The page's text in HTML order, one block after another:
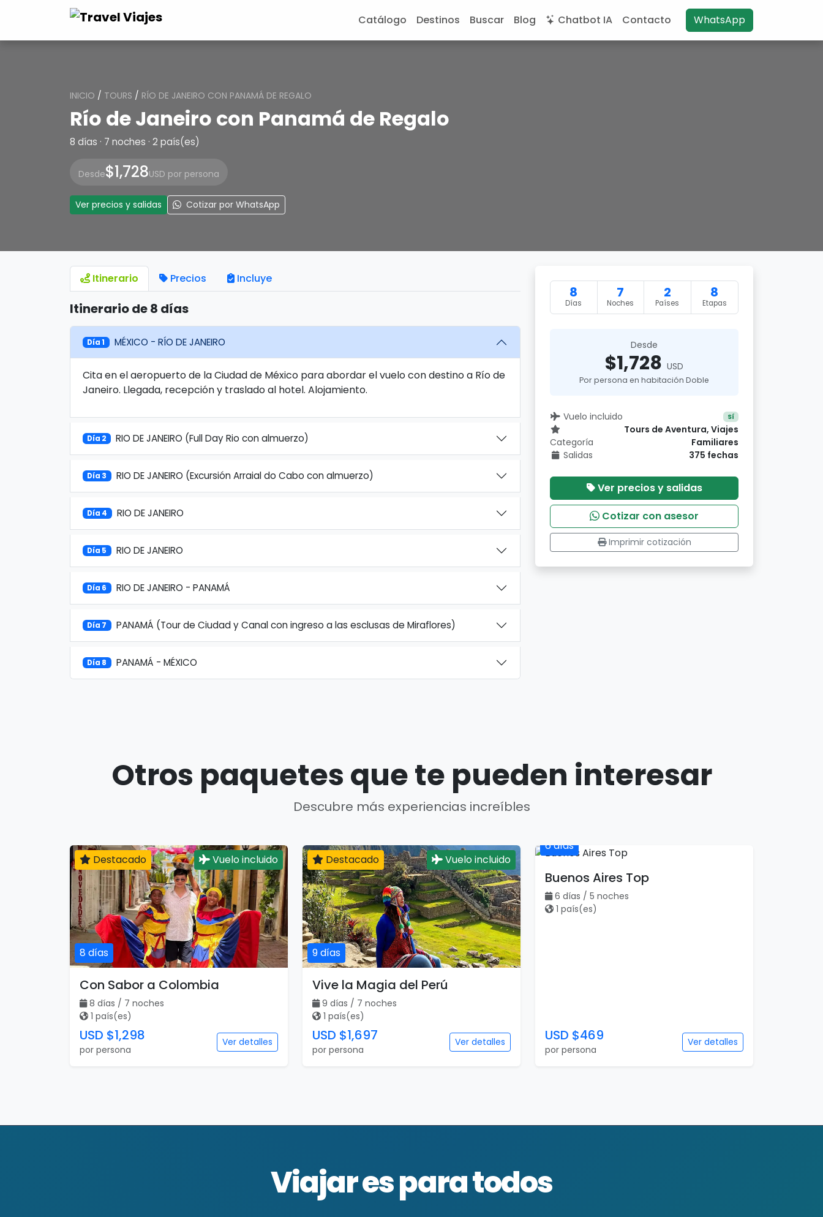
Catálogo Destinos Buscar Blog Chatbot IA Contacto WhatsApp
INICIO / TOURS / RÍO DE JANEIRO CON PANAMÁ DE REGALO
Río de Janeiro con Panamá de Regalo
8 días · 7 noches · 2 país(es)
Desde$1,728USD por persona
Ver precios y salidas Cotizar por WhatsApp
Itinerario Precios Incluye
Itinerario de 8 días
Día 1 MÉXICO - RÍO DE JANEIRO
Cita en el aeropuerto de la Ciudad de México para abordar el vuelo con destino a Río de
Janeiro. Llegada, recepción y traslado al hotel. Alojamiento.
Día 2 RIO DE JANEIRO (Full Day Rio con almuerzo)
Día 3 RIO DE JANEIRO (Excursión Arraial do Cabo con almuerzo)
Día 4 RIO DE JANEIRO
Día 5 RIO DE JANEIRO
Día 6 RIO DE JANEIRO - PANAMÁ
Día 7 PANAMÁ (Tour de Ciudad y Canal con ingreso a las esclusas de Miraflores)
Día 8 PANAMÁ - MÉXICO
8
Días
7
Noches
2
Países
8
Etapas
Desde
$1,728 USD
Por persona en habitación Doble
Vuelo incluido Sí
Categoría
Tours de Aventura, Viajes
Familiares
Salidas
375 fechas
Ver precios y salidas
Cotizar con asesor
Imprimir cotización
Otros paquetes que te pueden interesar
Descubre más experiencias increíbles
8 días
Destacado Vuelo incluido
Con Sabor a Colombia
8 días / 7 noches
1 país(es)
USD $1,298
por persona
Ver detalles
9 días
Destacado Vuelo incluido
Vive la Magia del Perú
9 días / 7 noches
1 país(es)
USD $1,697
por persona
Ver detalles USD $469
por persona
Ver detalles
Viajar es para todos